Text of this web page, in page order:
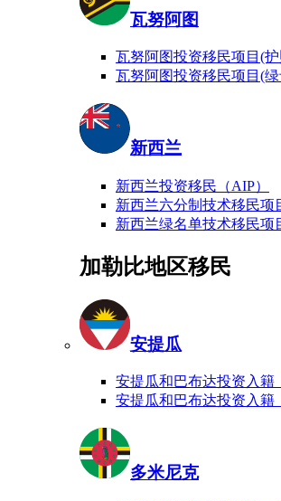
瓦努阿图
瓦努阿图投资移民项目(
瓦努阿图投资移民项目(
新西兰
新西兰投资移民（AIP）
新西兰六分制技术移民项
新西兰绿名单技术移民项
加勒比地区移民
安提瓜
安提瓜和巴布达投资入籍
安提瓜和巴布达投资入籍
多米尼克